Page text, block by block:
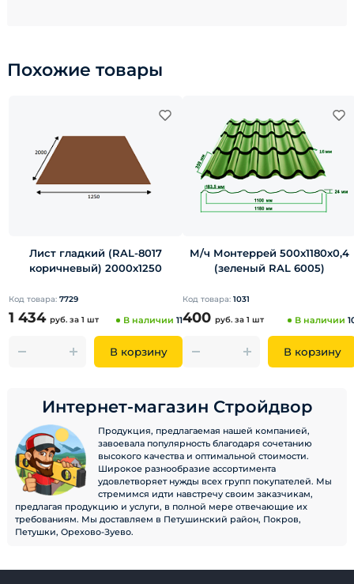
Похожие товары
Лист гладкий (RAL-8017
коричневый) 2000х1250
Код товара: 7729
1 434 руб. за 1 шт В наличии 11
В корзину
М/ч Монтеррей 500х1180х0,4
(зеленый RAL 6005)
Код товара: 1031
400 руб. за 1 шт В наличии
В корзину
Интернет-магазин Стройдвор
Продукция, предлагаемая нашей компанией,
завоевала популярность благодаря сочетанию
высокого качества и оптимальной стоимости.
Широкое разнообразие ассортимента
удовлетворяет нужды всех групп покупателей. Мы
стремимся идти навстречу своим заказчикам,
предлагая продукцию и услуги, в полной мере отвечающие их
требованиям. Мы доставляем в Петушинский район, Покров,
Петушки, Орехово-Зуево.